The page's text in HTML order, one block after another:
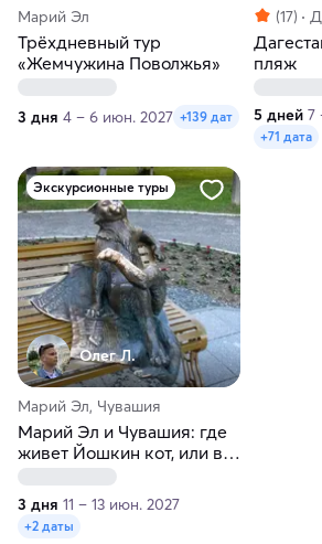
Марий Эл
Трёхдневный тур
«Жемчужина Поволжья»
3 дня 4 – 6 июн. 2027 +139 дат
(17)
пляж
5 дней 7
+71 дата
Экскурсионные туры
Олег Л.
Марий Эл, Чувашия
Марий Эл и Чувашия: где
живет Йошкин кот, или в
3 дня 11 – 13 июн. 2027
+2 даты